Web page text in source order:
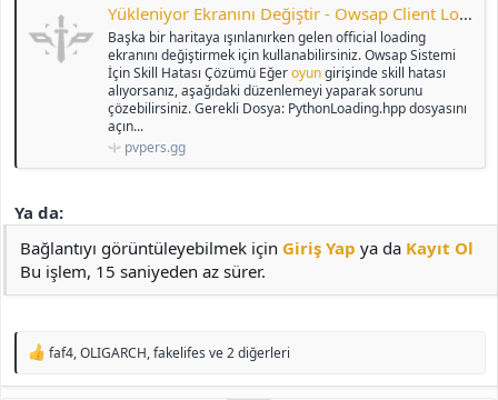
Yükleniyor Ekranını Değiştir - Owsap Client Loading Performance
Başka bir haritaya ışınlanırken gelen official loading
ekranını değiştirmek için kullanabilirsiniz. Owsap Sistemi
İçin Skill Hatası Çözümü Eğeroyungirişinde skill hatası
alıyorsanız, aşağıdaki düzenlemeyi yaparak sorunu
çözebilirsiniz. Gerekli Dosya: PythonLoading.hpp dosyasını
açın...
pvpers.gg
Ya da:
Bağlantıyı görüntüleyebilmek için Giriş Yap ya da Kayıt Ol
Bu işlem, 15 saniyeden az sürer.
T
p
faf4,OLIGARCH,fakelifes ve 2 diğerleri